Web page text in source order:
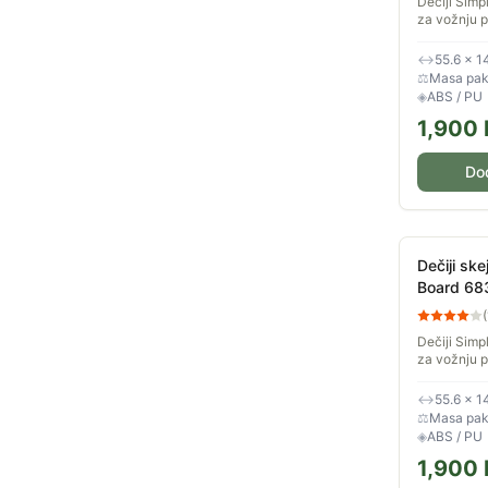
za vožnju
raznih
samo
↔55.6 ×
⚖Masa
◈ABS / PU
1,900
Dečiji
Board
(
Dečiji
za vožnju
raznih
samo
↔55.6 ×
⚖Masa
◈ABS / PU
1,900